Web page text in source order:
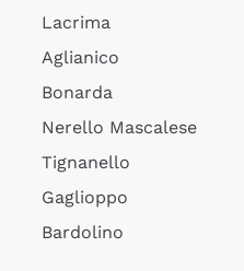
Lacrima
Aglianico
Bonarda
Nerello Mascalese
Tignanello
Gaglioppo
Bardolino